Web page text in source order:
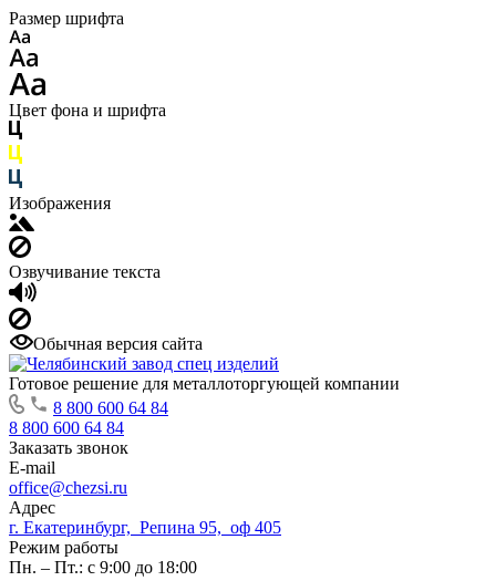
Размер шрифта
Цвет фона и шрифта
Изображения
Озвучивание текста
Обычная версия сайта
Готовое решение для металлоторгующей компании
8 800 600 64 84
8 800 600 64 84
Заказать звонок
E-mail
office@chezsi.ru
Адрес
г. Екатеринбург, Репина 95, оф 405
Режим работы
Пн. – Пт.: с 9:00 до 18:00